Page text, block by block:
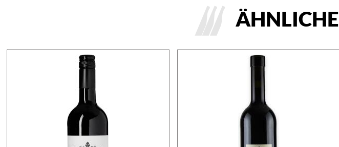
ÄHNLICHE